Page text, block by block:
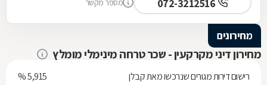
מספר מקשר
מחירונים
מחירון דיני מקרקעין - שכר טרחה מינימלי מומלץ
רישום דירות מגורים שנרכשו מאת קבלן
5,915 %